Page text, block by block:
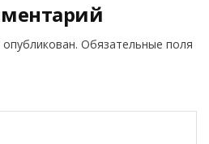
Обязательные поля